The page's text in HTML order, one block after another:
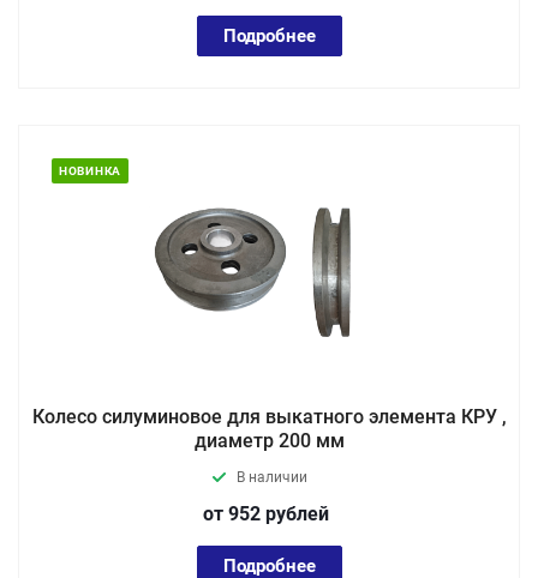
Подробнее
НОВИНКА
Колесо силуминовое для выкатного элемента КРУ ,
диаметр 200 мм
В наличии
от 952 рублей
Подробнее